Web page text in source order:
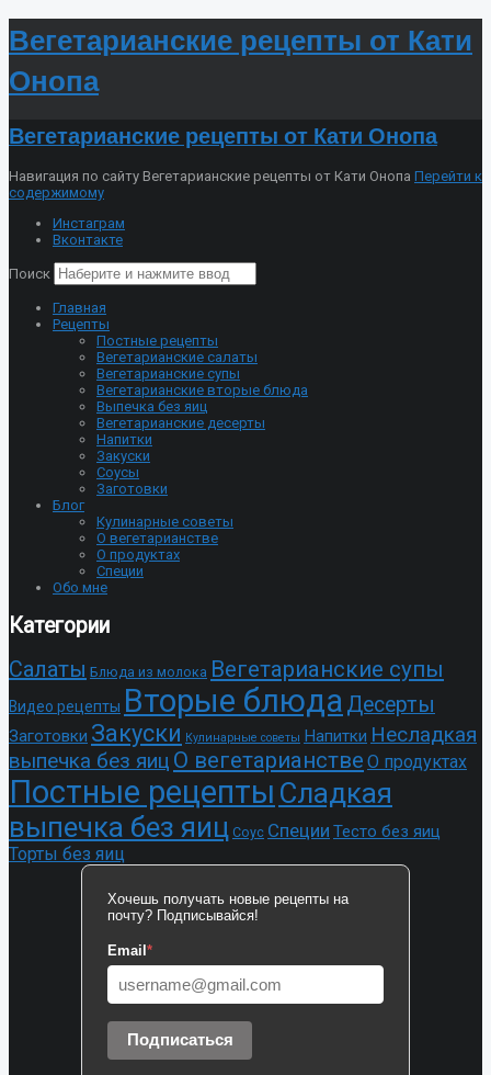
Вегетарианские рецепты от Кати
Онопа
Вегетарианские рецепты от Кати Онопа
Навигация по сайту Вегетарианские рецепты от Кати Онопа Перейти к
содержимому
Инстаграм
Вконтакте
Поиск
Главная
Рецепты
Постные рецепты
Вегетарианские салаты
Вегетарианские супы
Вегетарианские вторые блюда
Выпечка без яиц
Вегетарианские десерты
Напитки
Закуски
Соусы
Заготовки
Блог
Кулинарные советы
О вегетарианстве
О продуктах
Специи
Обо мне
Категории
Cалаты Блюда из молока Вегетарианские супы
Видео рецепты Вторые блюда Десерты
Заготовки Закуски Кулинарные советы Напитки Несладкая
выпечка без яиц О вегетарианстве О продуктах
Постные рецепты Сладкая
выпечка без яиц Соус Специи Тесто без яиц
Торты без яиц
Хочешь получать новые рецепты на
почту? Подписывайся!
Email *
Подписаться